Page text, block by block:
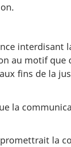
interdisant
au motif que
fins de la
la
la